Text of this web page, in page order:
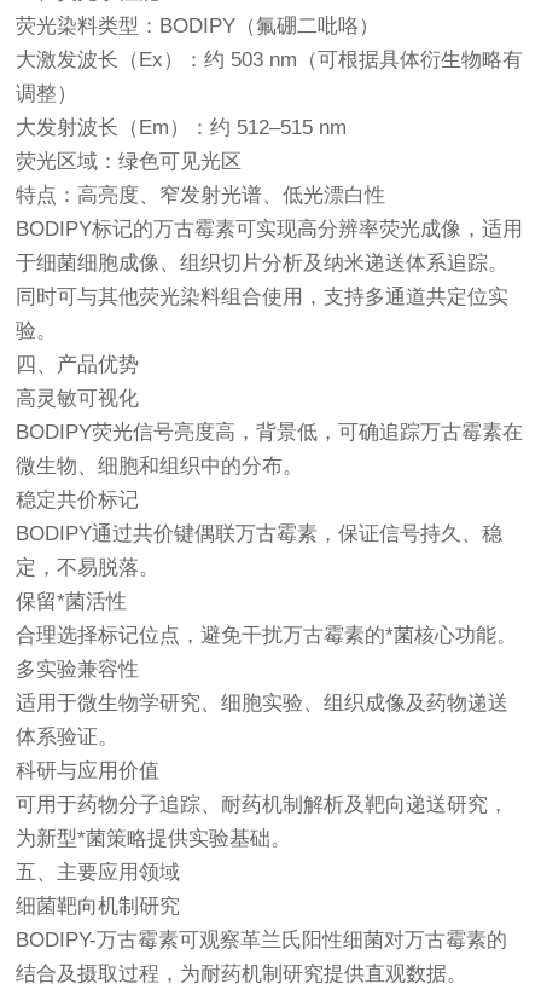
荧光染料类型：BODIPY（氟硼二吡咯）
大激发波长（Ex）：约 503 nm（可根据具体衍生物略有
调整）
大发射波长（Em）：约 512–515 nm
荧光区域：绿色可见光区
特点：高亮度、窄发射光谱、低光漂白性
BODIPY标记的万古霉素可实现高分辨率荧光成像，适用
于细菌细胞成像、组织切片分析及纳米递送体系追踪。
同时可与其他荧光染料组合使用，支持多通道共定位实
验。
四、产品优势
高灵敏可视化
BODIPY荧光信号亮度高，背景低，可确追踪万古霉素在
微生物、细胞和组织中的分布。
稳定共价标记
BODIPY通过共价键偶联万古霉素，保证信号持久、稳
定，不易脱落。
保留*菌活性
合理选择标记位点，避免干扰万古霉素的*菌核心功能。
多实验兼容性
适用于微生物学研究、细胞实验、组织成像及药物递送
体系验证。
科研与应用价值
可用于药物分子追踪、耐药机制解析及靶向递送研究，
为新型*菌策略提供实验基础。
五、主要应用领域
细菌靶向机制研究
BODIPY-万古霉素可观察革兰氏阳性细菌对万古霉素的
结合及摄取过程，为耐药机制研究提供直观数据。